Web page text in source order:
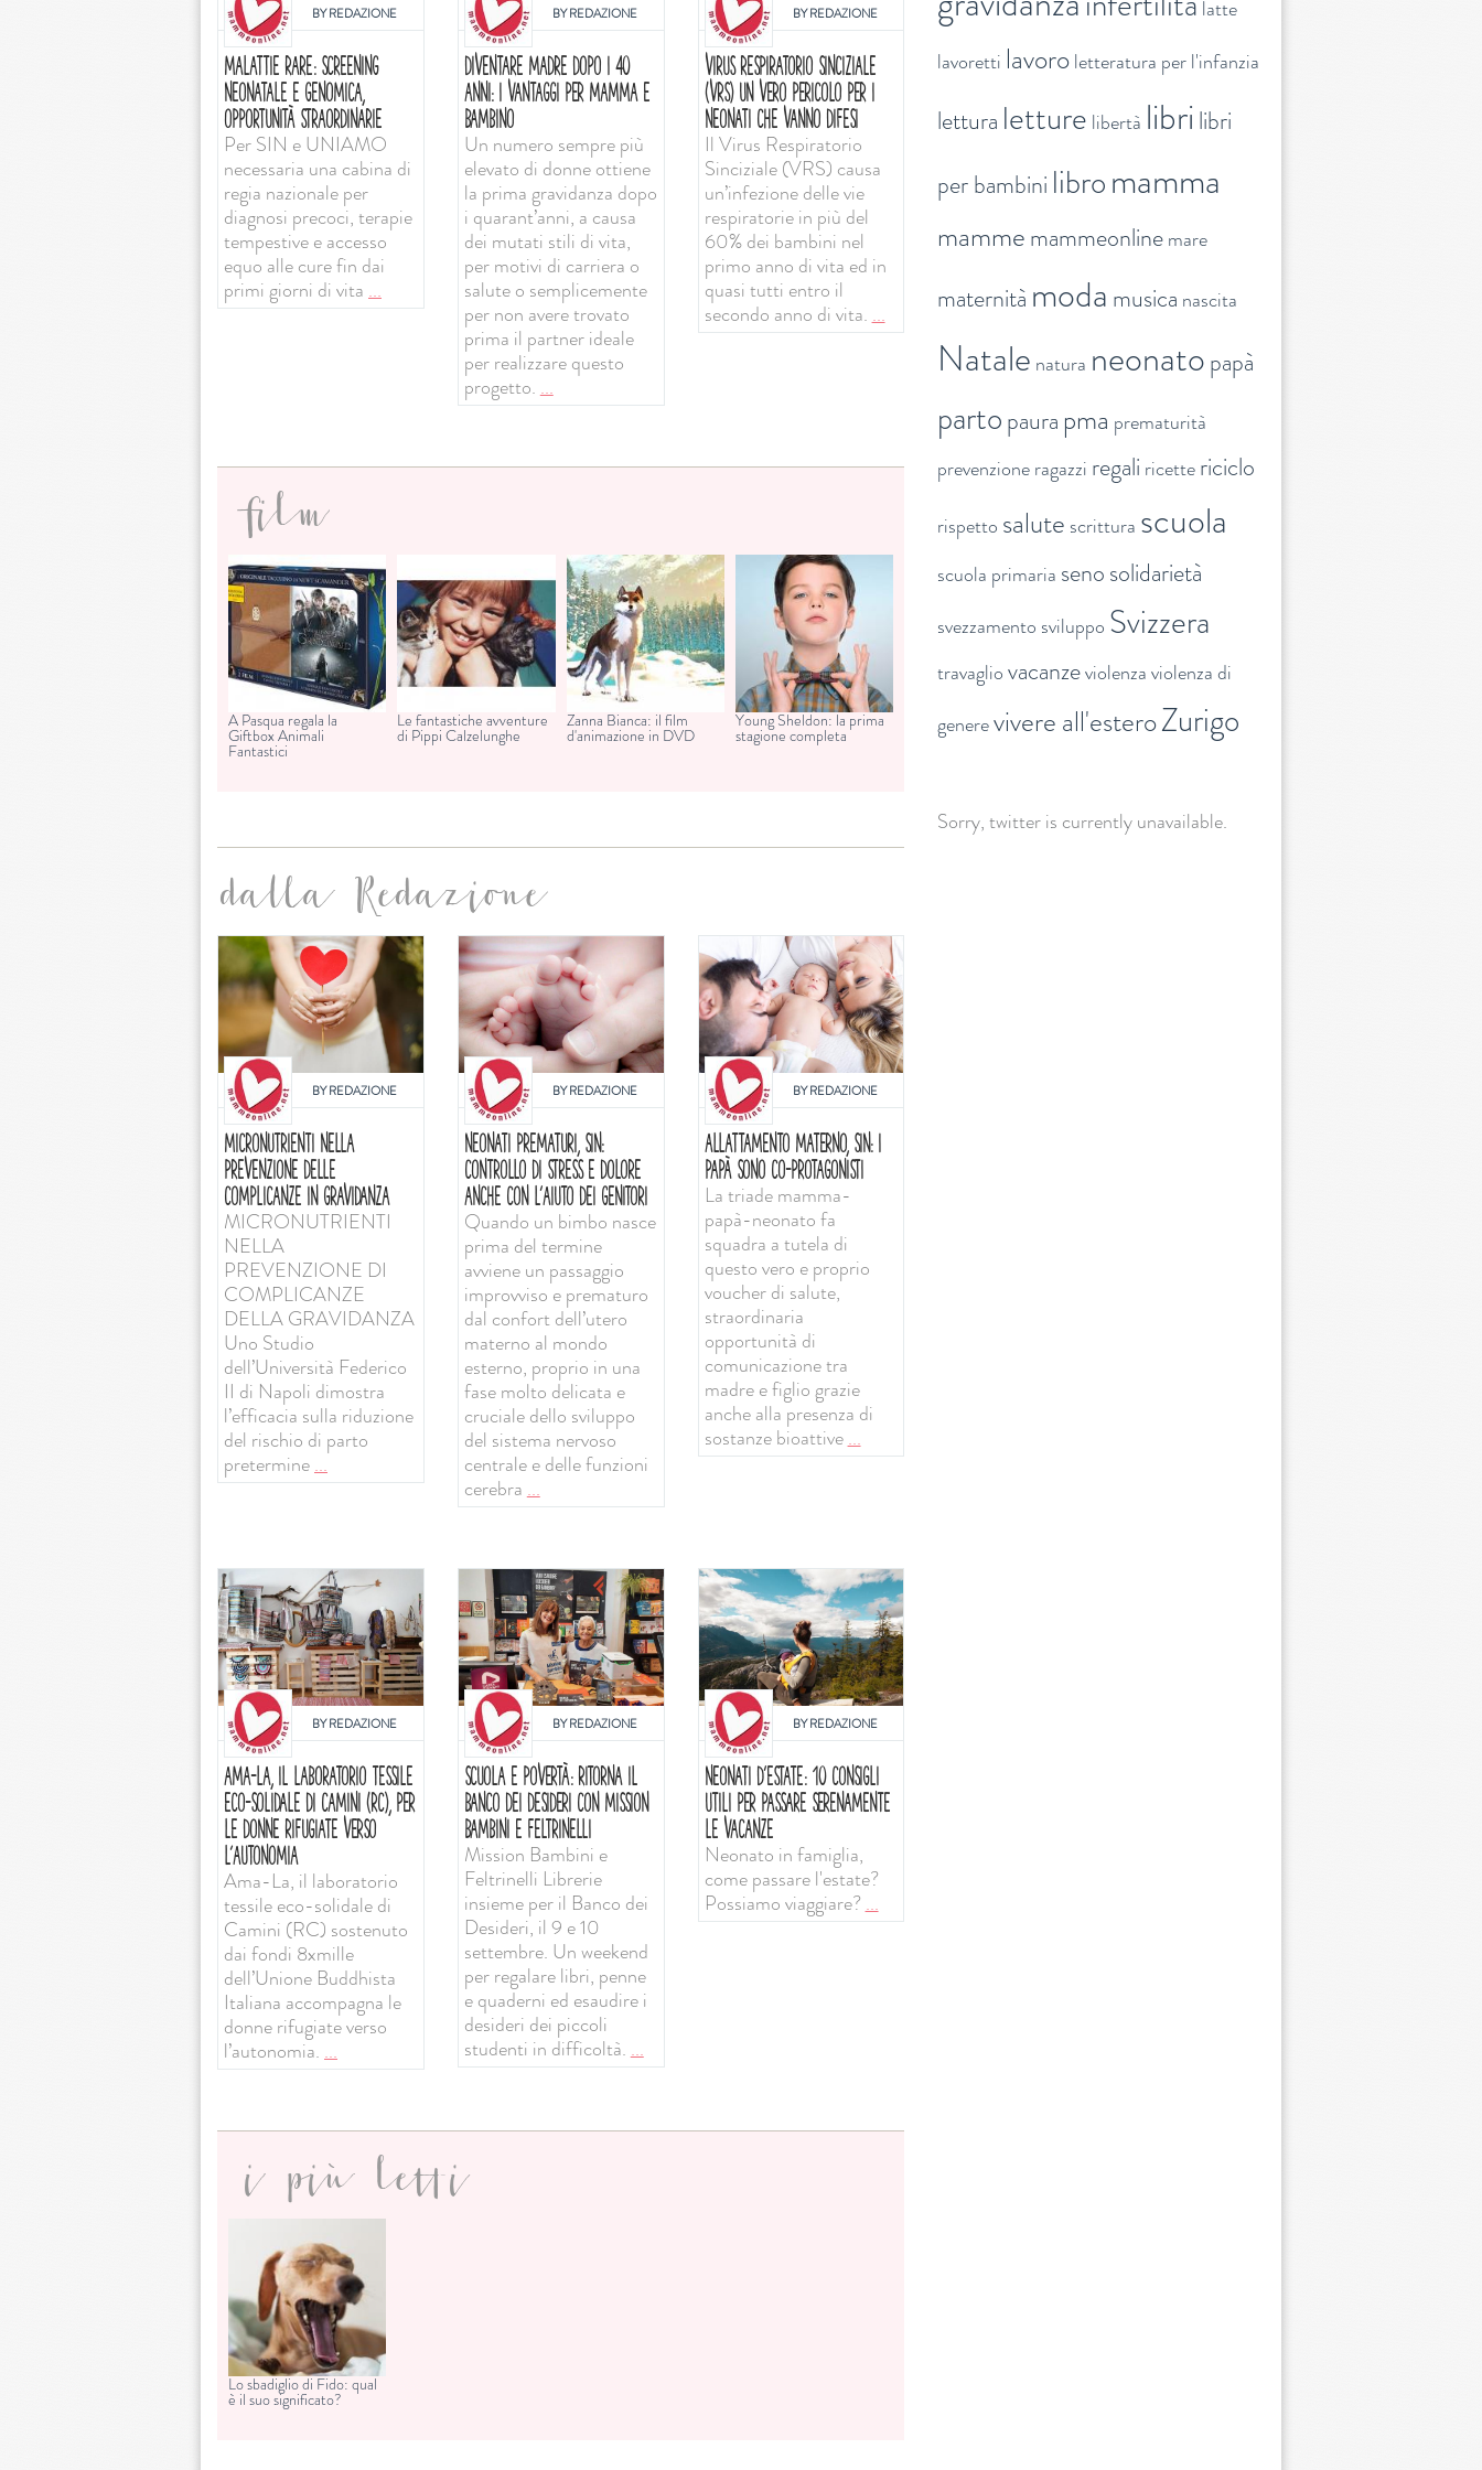
BYREDAZIONE
MALATTIE RARE: SCREENING
NEONATALE E GENOMICA,
OPPORTUNITÀ STRAORDINARIE
Per SIN e UNIAMO
necessaria una cabina di
regia nazionale per
diagnosi precoci, terapie
tempestive e accesso
equo alle cure fin dai
primi giorni di vita ...
BYREDAZIONE
DIVENTARE MADRE DOPO I 40
ANNI: I VANTAGGI PER MAMMA E
BAMBINO
Un numero sempre più
elevato di donne ottiene
la prima gravidanza dopo
i quarant’anni, a causa
dei mutati stili di vita,
per motivi di carriera o
salute o semplicemente
per non avere trovato
prima il partner ideale
per realizzare questo
progetto. ...
BYREDAZIONE
VIRUS RESPIRATORIO SINCIZIALE
(VRS) UN VERO PERICOLO PER I
NEONATI CHE VANNO DIFESI
Il Virus Respiratorio
Sinciziale (VRS) causa
un’infezione delle vie
respiratorie in più del
60% dei bambini nel
primo anno di vita ed in
quasi tutti entro il
secondo anno di vita. ...
film
A Pasqua regala la
Giftbox Animali
Fantastici
Le fantastiche avventure
di Pippi Calzelunghe
Zanna Bianca: il film
d'animazione in DVD
Young Sheldon: la prima
stagione completa
dalla Redazione
BYREDAZIONE
MICRONUTRIENTI NELLA
PREVENZIONE DELLE
COMPLICANZE IN GRAVIDANZA
MICRONUTRIENTI
NELLA
PREVENZIONE DI
COMPLICANZE
DELLA GRAVIDANZA
Uno Studio
dell’Università Federico
II di Napoli dimostra
l’efficacia sulla riduzione
del rischio di parto
pretermine...
BYREDAZIONE
NEONATI PREMATURI, SIN:
CONTROLLO DI STRESS E DOLORE
ANCHE CON L'AIUTO DEI GENITORI
Quando un bimbo nasce
prima del termine
avviene un passaggio
improvviso e prematuro
dal confort dell’utero
materno al mondo
esterno, proprio in una
fase molto delicata e
cruciale dello sviluppo
del sistema nervoso
centrale e delle funzioni
cerebra ...
BYREDAZIONE
ALLATTAMENTO MATERNO, SIN: I
PAPÀ SONO CO-PROTAGONISTI
La triade mamma-
papà-neonato fa
squadra a tutela di
questo vero e proprio
voucher di salute,
straordinaria
opportunità di
comunicazione tra
madre e figlio grazie
anche alla presenza di
sostanze bioattive...
BYREDAZIONE
AMA-LA, IL LABORATORIO TESSILE
ECO-SOLIDALE DI CAMINI (RC), PER
LE DONNE RIFUGIATE VERSO
L’AUTONOMIA
Ama-La, il laboratorio
tessile eco-solidale di
Camini (RC) sostenuto
dai fondi 8xmille
dell’Unione Buddhista
Italiana accompagna le
donne rifugiate verso
l’autonomia. ...
BYREDAZIONE
SCUOLA E POVERTÀ: RITORNA IL
BANCO DEI DESIDERI CON MISSION
BAMBINI E FELTRINELLI
Mission Bambini e
Feltrinelli Librerie
insieme per il Banco dei
Desideri, il 9 e 10
settembre. Un weekend
per regalare libri, penne
e quaderni ed esaudire i
desideri dei piccoli
studenti in difficoltà. ...
BYREDAZIONE
NEONATI D'ESTATE: 10 CONSIGLI
UTILI PER PASSARE SERENAMENTE
LE VACANZE
Neonato in famiglia,
come passare l'estate?
Possiamo viaggiare?...
i più letti
Lo sbadiglio di Fido: qual
è il suo significato?
latte
lavoretti lavoroletteratura per l'infanzia
lettura letture libertà libri libri
per bambini libromamma
mammemammeonlinemare
maternità moda musica nascita
Natale natura neonatopapà
partopaura pma prematurità
prevenzioneragazzi regali ricettericiclo
rispetto salute scrittura scuola
scuola primaria senosolidarietà
svezzamento sviluppo Svizzera
travaglio vacanzeviolenza violenza di
generevivere all'esteroZurigo
Sorry, twitter is currently unavailable.